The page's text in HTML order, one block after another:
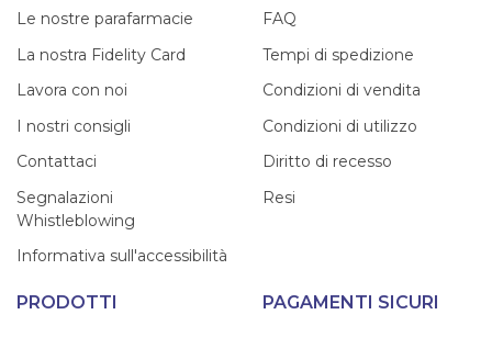
Le nostre parafarmacie
La nostra Fidelity Card
Lavora con noi
I nostri consigli
Contattaci
Segnalazioni
Whistleblowing
Informativa sull'accessibilità
FAQ
Tempi di spedizione
Condizioni di vendita
Condizioni di utilizzo
Diritto di recesso
Resi
PRODOTTI PAGAMENTI SICURI